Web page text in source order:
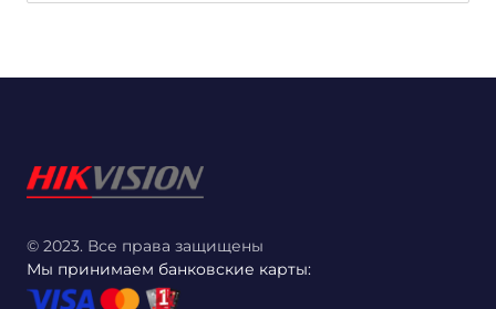
© 2023. Все права защищены
Мы принимаем банковские карты: